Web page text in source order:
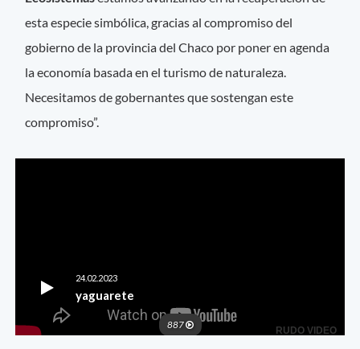
esta especie simbólica, gracias al compromiso del
gobierno de la provincia del Chaco por poner en agenda
la economía basada en el turismo de naturaleza.
Necesitamos de gobernantes que sostengan este
compromiso”.